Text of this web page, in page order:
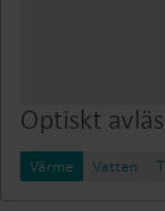
Optiskt
Värme Vatten